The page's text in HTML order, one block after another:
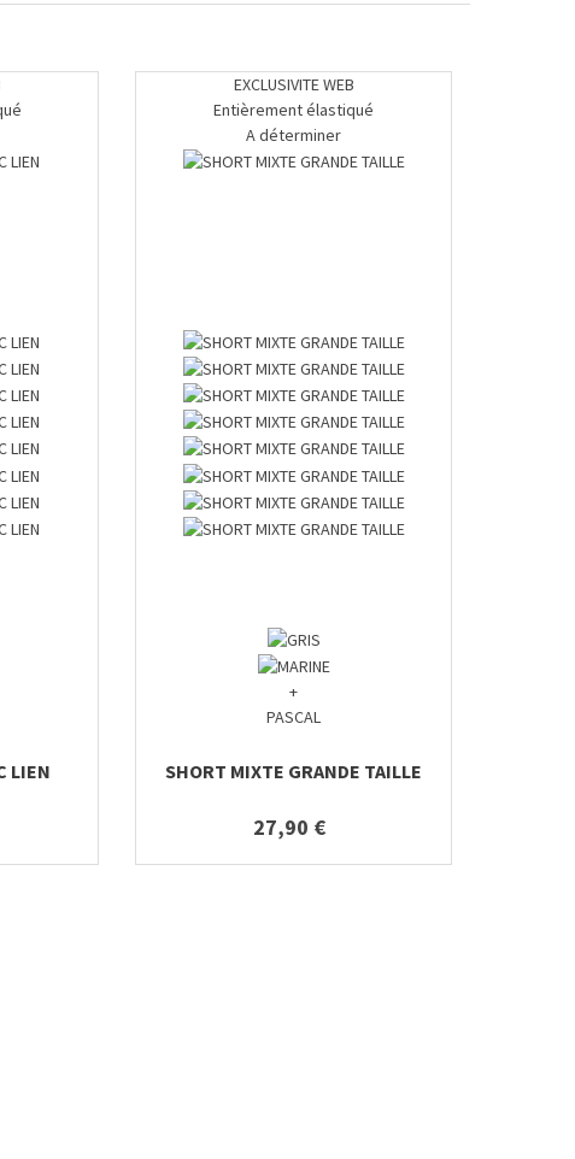
LIEN
EXCLUSIVITE WEB
Entièrement élastiqué
A déterminer
+
PASCAL
SHORT MIXTE GRANDE TAILLE
27,90 €